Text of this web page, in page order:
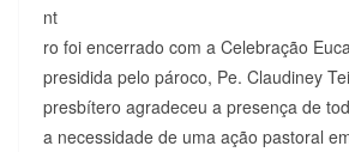
nt
ro foi encerrado com a Celebração
presidida pelo pároco, Pe. Claudiney
presbítero agradeceu a presença de
a necessidade de uma ação pastoral